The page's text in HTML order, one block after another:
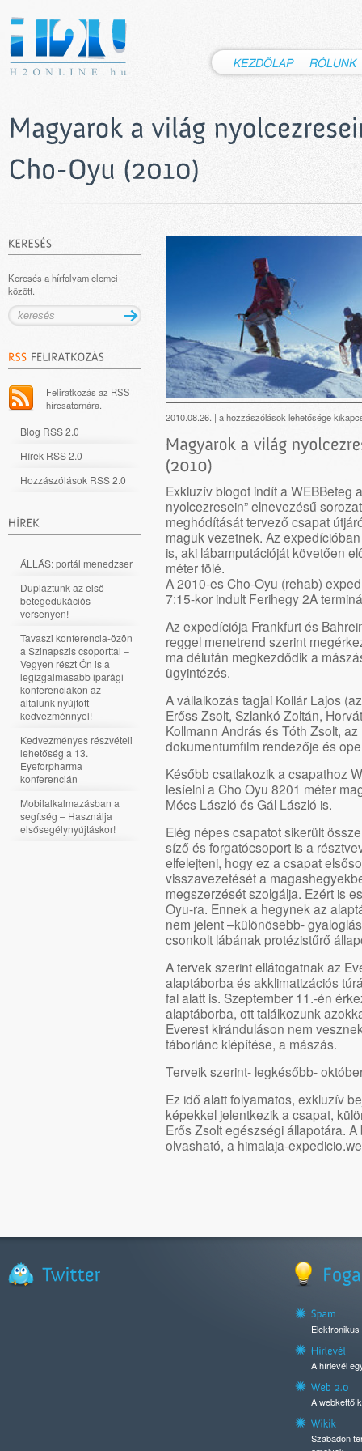
Keresés a hírfolyam elemei
között.
Feliratkozás az RSS
hírcsatornára.
Blog RSS 2.0
Hírek RSS 2.0
Hozzászólások RSS 2.0
ÁLLÁS: portál menedzser
Dupláztunk az első
betegedukációs
versenyen!
Tavaszi konferencia-özön
a Szinapszis csoporttal –
Vegyen részt Ön is a
legizgalmasabb iparági
konferenciákon az
általunk nyújtott
kedvezménnyel!
Kedvezményes részvételi
lehetőség a 13.
Eyeforpharma
konferencián
Mobilalkalmazásban a
segítség – Használja
elsősegélynyújtáskor!
2010.08.26. | Magyarok
világ
Cho-
Oyu
(2010)
bejegyzéshez
a hozzászólások lehetősége
Exkluzív blogot indít a WEBBeteg
nyolcezresein” elnevezésű
meghódítását tervező csapat
maguk vezetnek. Az
is, aki lábamputációját követően
méter fölé.
A 2010-es Cho-Oyu (rehab)
7:15-kor indult Ferihegy 2A
Az expedíciója Frankfurt és
reggel menetrend szerint
ma délután megkezdődik a
ügyintézés.
A vállalkozás tagjai Kollár Lajos
Erőss Zsolt, Szlankó Zoltán,
Kollmann András és Tóth Zsolt,
dokumentumfilm rendezője és
Később csatlakozik a csapathoz
lesíelni a Cho Oyu 8201 méter
Mécs László és Gál László is.
Elég népes csapatot sikerült
síző és forgatócsoport is a
elfelejteni, hogy ez a csapat
visszavezetését a
megszerzését szolgálja. Ezért is
Oyu-ra. Ennek a hegynek az
nem jelent –különösebb-
csonkolt lábának protézistűrő
A tervek szerint ellátogatnak az
alaptáborba és akklimatizációs
fal alatt is. Szeptember 11.-én
alaptáborba, ott találkozunk
Everest kiránduláson nem
táborlánc kiépítése, a mászás.
Terveik szerint- legkésőbb-
Ez idő alatt folyamatos, exkluzív
képekkel jelentkezik a csapat,
Erős Zsolt egészségi állapotára.
olvasható, a himalaja-
A hírlevél
A webkettő
Szabadon